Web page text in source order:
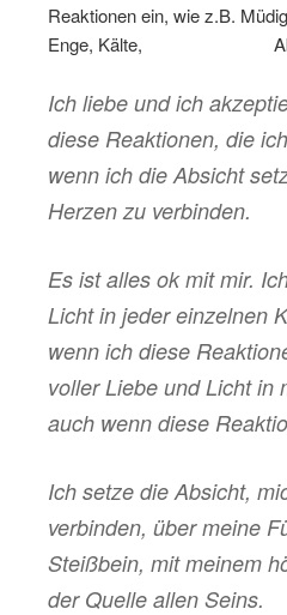
Reaktionen ein, wie z.B.
Enge, Kälte,
Ich liebe und ich
diese Reaktionen, die
wenn ich die Absicht
Herzen zu verbinden.
Es ist alles ok mit mir.
Licht in jeder einzelnen
wenn ich diese
voller Liebe und Licht in
auch wenn diese
Ich setze die Absicht,
verbinden, über meine
Steißbein, mit meinem
der Quelle allen Seins.